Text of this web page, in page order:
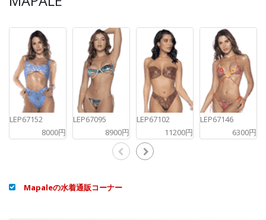
LEP67152
8000円
LEP67095
8900円
LEP67102
11200円
LEP67146
6300円
Mapaleの水着通販コーナー